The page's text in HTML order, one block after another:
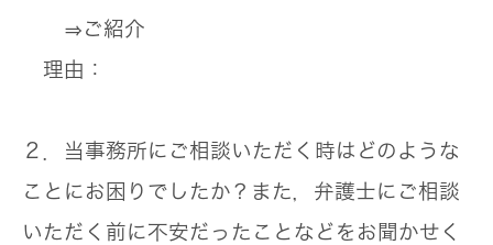
⇒ご紹介
理由：
２．当事務所にご相談いただく時はどのような
ことにお困りでしたか？また，弁護士にご相談
いただく前に不安だったことなどをお聞かせく